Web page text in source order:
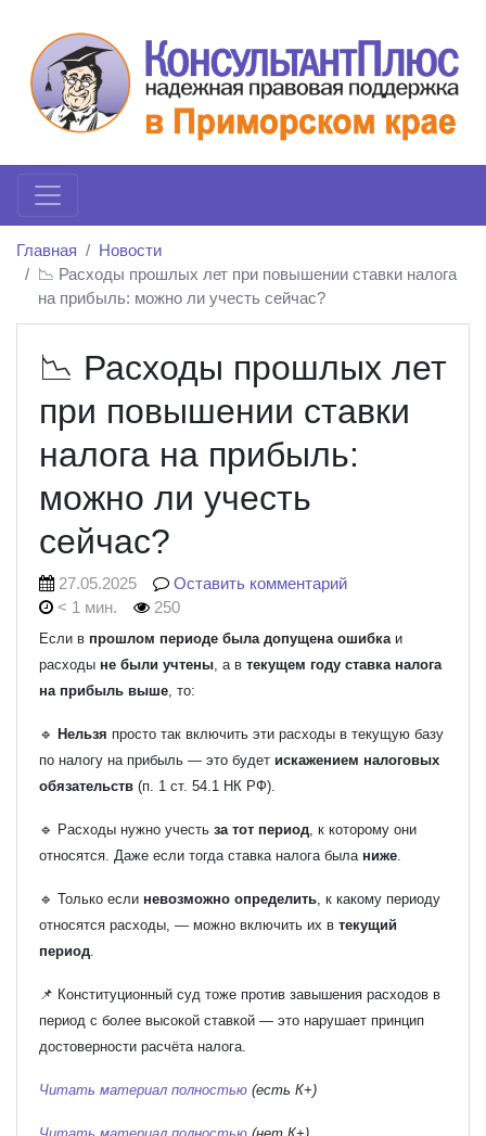
Главная
Новости
📉 Расходы прошлых лет при повышении ставки налога
на прибыль: можно ли учесть сейчас?
📉 Расходы прошлых лет
при повышении ставки
налога на прибыль:
можно ли учесть
сейчас?
27.05.2025
Оставить комментарий
< 1 мин.
250
Если в прошлом периоде была допущена ошибка и
расходы не были учтены , а в текущем году ставка налога
на прибыль выше , то:
🔹 Нельзя просто так включить эти расходы в текущую базу
по налогу на прибыль — это будет искажением налоговых
обязательств (п. 1 ст. 54.1 НК РФ).
🔹 Расходы нужно учесть за тот период , к которому они
относятся. Даже если тогда ставка налога была ниже
🔹 Только если невозможно определить , к какому периоду
относятся расходы, — можно включить их в текущий
период
📌 Конституционный суд тоже против завышения расходов в
период с более высокой ставкой — это нарушает принцип
достоверности расчёта налога.
Читать материал полностью (есть К+)